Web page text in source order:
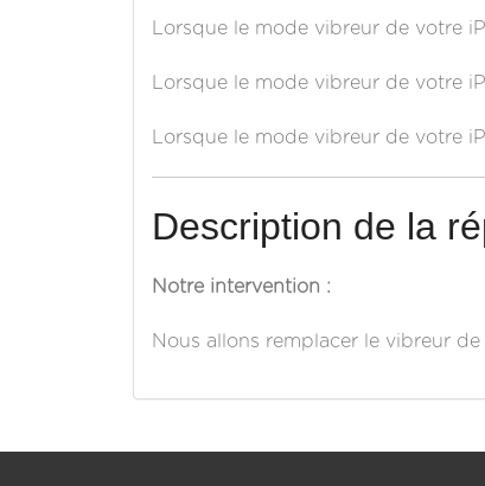
Lorsque le mode vibreur de votre
Lorsque le mode vibreur de votre
Lorsque le mode vibreur de votre
Description de la
Notre intervention :
Nous allons remplacer le vibreur de